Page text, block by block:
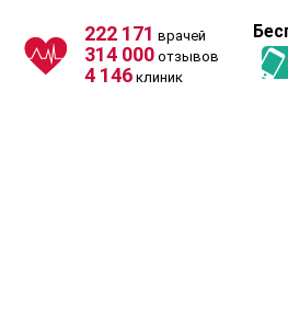
222 171 врачей
314 000 отзывов
4 146 клиник